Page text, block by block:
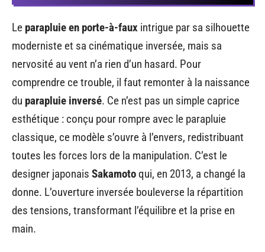
Le parapluie en porte-à-faux intrigue par sa silhouette
moderniste et sa cinématique inversée, mais sa
nervosité au vent n’a rien d’un hasard. Pour
comprendre ce trouble, il faut remonter à la naissance
du parapluie inversé. Ce n’est pas un simple caprice
esthétique : conçu pour rompre avec le parapluie
classique, ce modèle s’ouvre à l’envers, redistribuant
toutes les forces lors de la manipulation. C’est le
designer japonais Sakamotoqui, en 2013, a changé la
donne. L’ouverture inversée bouleverse la répartition
des tensions, transformant l’équilibre et la prise en
main.